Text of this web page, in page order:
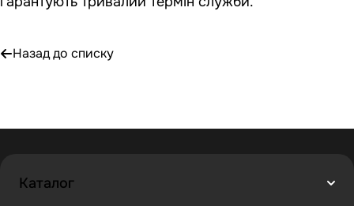
Назад до списку
Каталог